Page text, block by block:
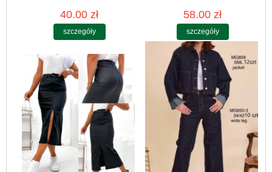
40.00 zł
szczegóły
58.00 zł
szczegóły